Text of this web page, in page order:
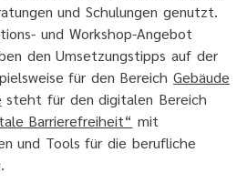
und Schulungen genutzt.
und Workshop-Angebot
den Umsetzungstipps auf der
für den BereichGebäude
steht für den digitalen Bereich
Barrierefreiheit“ mit
und Tools für die berufliche